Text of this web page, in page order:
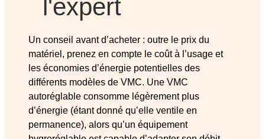
l'expert
Un conseil avant d’acheter : outre le prix du
matériel, prenez en compte le coût à l’usage et
les économies d’énergie potentielles des
différents modèles de VMC. Une VMC
autoréglable consomme légèrement plus
d’énergie (étant donné qu’elle ventile en
permanence), alors qu’un équipement